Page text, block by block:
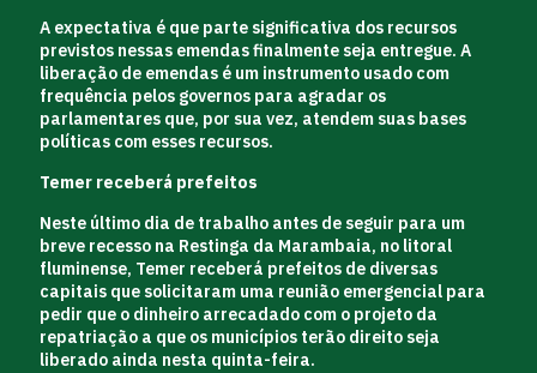
A expectativa é que parte significativa dos recursos
previstos nessas emendas finalmente seja entregue. A
liberação de emendas é um instrumento usado com
frequência pelos governos para agradar os
parlamentares que, por sua vez, atendem suas bases
políticas com esses recursos.
Temer receberá prefeitos
Neste último dia de trabalho antes de seguir para um
breve recesso na Restinga da Marambaia, no litoral
fluminense, Temer receberá prefeitos de diversas
capitais que solicitaram uma reunião emergencial para
pedir que o dinheiro arrecadado com o projeto da
repatriação a que os municípios terão direito seja
liberado ainda nesta quinta-feira.